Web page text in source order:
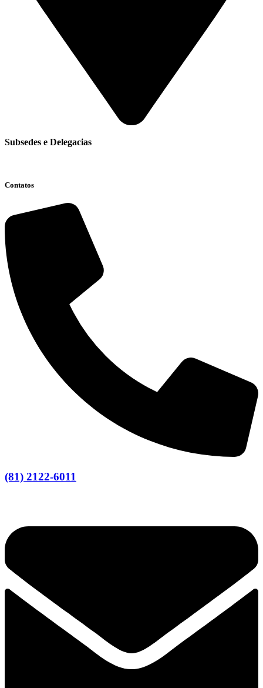
Subsedes e Delegacias
Contatos
(81) 2122-6011